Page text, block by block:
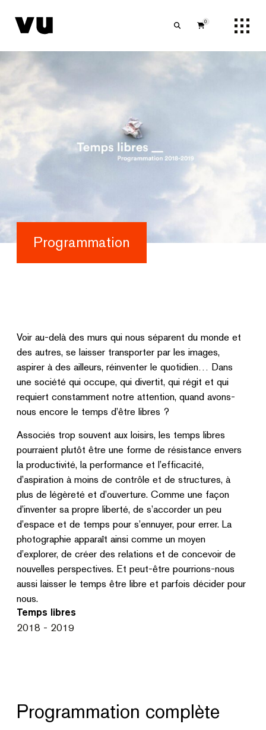
0
Programmation
Voir au-delà des murs qui nous séparent du monde et
des autres, se laisser transporter par les images,
aspirer à des ailleurs, réinventer le quotidien… Dans
une société qui occupe, qui divertit, qui régit et qui
requiert constamment notre attention, quand avons-
nous encore le temps d’être libres ?
Associés trop souvent aux loisirs, les temps libres
pourraient plutôt être une forme de résistance envers
la productivité, la performance et l’efficacité,
d’aspiration à moins de contrôle et de structures, à
plus de légèreté et d’ouverture. Comme une façon
d’inventer sa propre liberté, de s’accorder un peu
d’espace et de temps pour s’ennuyer, pour errer. La
photographie apparaît ainsi comme un moyen
d’explorer, de créer des relations et de concevoir de
nouvelles perspectives. Et peut-être pourrions-nous
aussi laisser le temps être libre et parfois décider pour
nous.
Temps libres
2018 - 2019
Programmation complète